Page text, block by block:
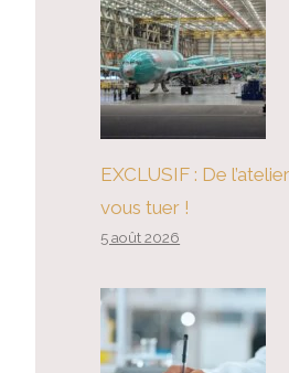
EXCLUSIF : De
vous tuer !
5 août 2026